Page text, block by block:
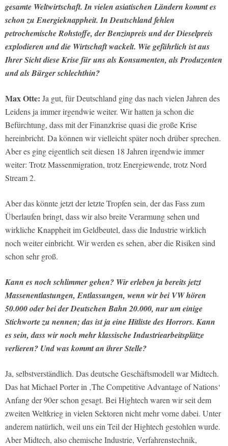
gesamte Weltwirtschaft. In vielen asiatischen Ländern kommt es
schon zu Energieknappheit. In Deutschland fehlen
petrochemische Rohstoffe, der Benzinpreis und der Dieselpreis
explodieren und die Wirtschaft wackelt. Wie gefährlich ist aus
Ihrer Sicht diese Krise für uns als Konsumenten, als Produzenten
und als Bürger schlechthin?
Max Otte: Ja gut, für Deutschland ging das nach vielen Jahren des
Leidens ja immer irgendwie weiter. Wir hatten ja schon die
Befürchtung, dass mit der Finanzkrise quasi die große Krise
hereinbricht. Da können wir vielleicht später noch drüber sprechen.
Aber es ging eigentlich seit diesen 18 Jahren irgendwie immer
weiter: Trotz Massenmigration, trotz Energiewende, trotz Nord
Stream 2.
Aber das könnte jetzt der letzte Tropfen sein, der das Fass zum
Überlaufen bringt, dass wir also breite Verarmung sehen und
wirkliche Knappheit im Geldbeutel, dass die Industrie wirklich
noch weiter einbricht. Wir werden es sehen, aber die Risiken sind
schon sehr groß.
Kann es noch schlimmer gehen? Wir erleben ja bereits jetzt
Massenentlastungen, Entlassungen, wenn wir bei VW hören
50.000 oder bei der Deutschen Bahn 20.000, nur um einige
Stichworte zu nennen; das ist ja eine Hitliste des Horrors. Kann
es sein, dass wir noch mehr klassische Industriearbeitsplätze
verlieren? Und was kommt an ihrer Stelle?
Ja, selbstverständlich. Das deutsche Geschäftsmodell war Midtech.
Das hat Michael Porter in ‚The Competitive Advantage of Nations‘
Anfang der 90er schon gesagt. Bei Hightech waren wir seit dem
zweiten Weltkrieg in vielen Sektoren nicht mehr vorne dabei. Unter
anderem natürlich, weil uns ein Teil der Hightech gestohlen wurde.
Aber Midtech, also chemische Industrie, Verfahrenstechnik,